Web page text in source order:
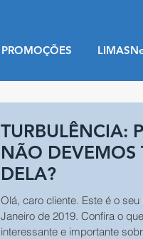
PROMOÇÕES
TURBULÊNCIA:
NÃO DEVEMOS
DELA?
Olá, caro cliente. Este é o seu
Janeiro de 2019. Confira o
interessante e importante